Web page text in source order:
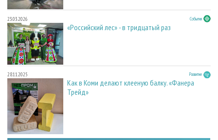
23.03.2026 События
«Российский лес» - в тридцатый раз
28.11.2025 Развитие
Как в Коми делают клееную балку. «Фанера
Трейд»